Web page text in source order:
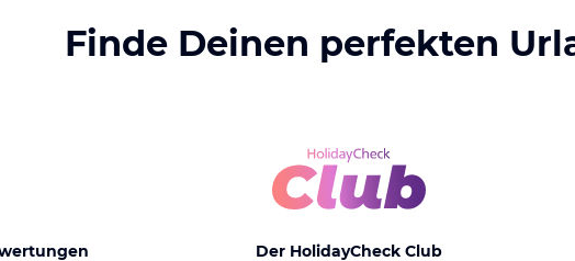
Finde Deinen perfekten
Der HolidayCheck Club